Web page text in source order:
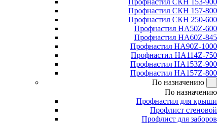
Профнастил СКН 153-900
Профнастил СКН 157-800
Профнастил СКН 250-600
Профнастил НА50Z-600
Профнастил НА60Z-845
Профнастил НА90Z-1000
Профнастил НА114Z-750
Профнастил НА153Z-900
Профнастил НА157Z-800
По назначению
По назначению
Профнастил для крыши
Профлист стеновой
Профлист для заборов